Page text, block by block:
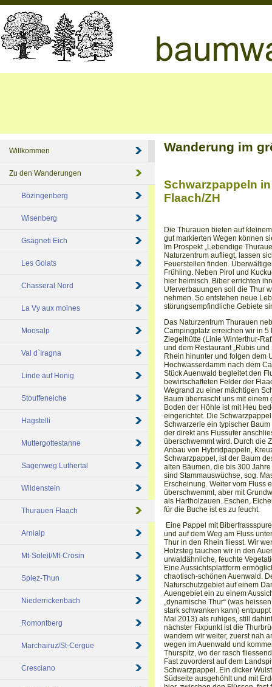
Willkommen
Zu den Wanderungen
Bözingenberg
Wisenberg
Gsägneti Eich
Les Golats
Chasseral Nord
La Vy aux moines
Moosalp
Val d`Iragna
Linde auf Honig
Stouffeneiche
Hagstelli
Muttergottestanne
Sagenweg Luthertal
Wildenstein
Thurauen Flaach
Arnialp
Mt-Soleil/Mt-Crosin
Spiez-Thun
Niederrickenbach
Romontberg
Marchairuz/St-Cergue
Cresciano
Wanderung im
Schwarzpappeln
Flaach/ZH
Die Thurauen bieten auf
gut markierten Wegen können
Im Prospekt „Lebendige
Naturzentrum aufliegt, lassen
Feuerstellen finden.
Frühling. Neben Pirol und
hier heimisch. Biber errichten
Uferverbauungen soll die Thur
nehmen. So entstehen neue
störungsempfindliche Gebiete
Das Naturzentrum Thurauen
Campingplatz erreichen wir in
Ziegelhütte (Linie Winterthur-
und dem Restaurant „Rübis
Rhein hinunter und folgen dem
Hochwasserdamm nach dem
Stück Auenwald begleitet den
bewirtschafteten Felder der
Wegrand zu einer mächtigen
Baum überrascht uns mit
Boden der Höhle ist mit Heu
eingerichtet. Die
Schwarzerle ein typischer
der direkt ans Flussufer
überschwemmt wird. Durch die
Anbau von Hybridpappeln,
Schwarzpappel, ist der Baum
alten Bäumen, die bis 300
sind Stammauswüchse, sog.
Erscheinung. Weiter vom Fluss
überschwemmt, aber mit
als Hartholzauen. Eschen,
für die Buche ist es zu feucht.
Eine Pappel mit
und auf dem Weg am Fluss
Thur in den Rhein fliesst. Wir
Holzsteg tauchen wir in den
urwaldähnliche, feuchte
Eine Aussichtsplattform
chaotisch-schönen Auenwald.
Naturschutzgebiet auf einem
Auengebiet ein zu einem
„dynamische Thur“ (was
stark schwanken kann)
Mai 2013) als ruhiges, still
nächster Fixpunkt ist die
wandern wir weiter, zuerst nah
wegen im Auenwald und
Thurspitz, wo der rasch
Fast zuvorderst auf dem
Schwarzpappel. Ein dicker
Südseite ausgehöhlt und mit